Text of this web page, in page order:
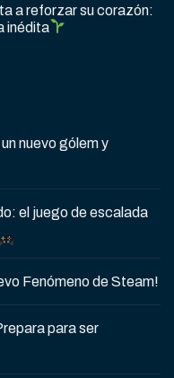
a reforzar su corazón:
inédita
nuevo gólem y
el juego de escalada
Fenómeno de Steam!
para ser